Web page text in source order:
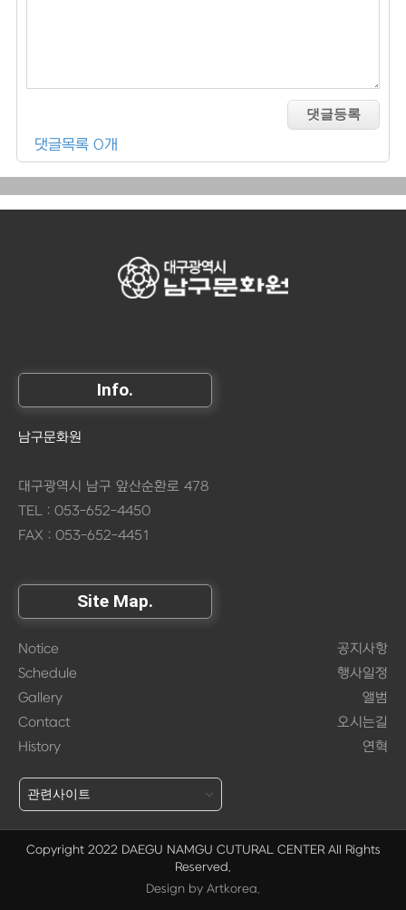
댓글목록 0개
Info.
남구문화원
대구광역시 남구 앞산순환로 478
TEL : 053-652-4450
FAX : 053-652-4451
Site Map.
Notice
공지사항
Schedule
행사일정
Gallery
앨범
Contact
오시는길
History
연혁
Copyright 2022 DAEGU NAMGU CUTURAL CENTER All Rights
Reserved.
Design by Artkorea.